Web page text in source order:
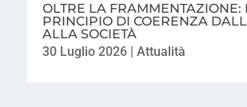
OLTRE LA FRAMMENTAZIONE:
PRINCIPIO DI COERENZA
ALLA SOCIETÀ
30 Luglio 2026| Attualità